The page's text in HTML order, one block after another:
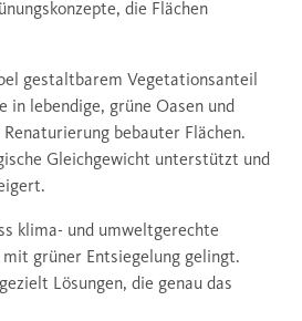
die Flächen
gestaltbarem Vegetationsanteil
in lebendige, grüne Oasen und
bebauter Flächen.
Gleichgewicht unterstützt und
klima- und umweltgerechte
grüner Entsiegelung gelingt.
Lösungen, die genau das